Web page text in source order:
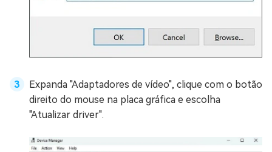
Expanda "Adaptadores de vídeo", clique com o botão
direito do mouse na placa gráfica e escolha
"Atualizar driver".